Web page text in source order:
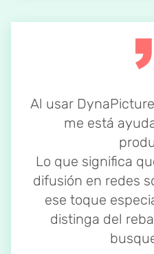
Al usar
me está
Lo que significa
difusión en redes
ese toque
distinga del